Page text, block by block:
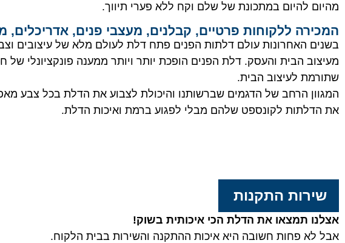
מהיום להיום במתכונת של שלם וקח ללא פערי תיווך.
המכירה ללקוחות פרטיים, קבלנים, מעצבי פנים, אדריכלים,
בשנים האחרונות עולם דלתות הפנים פתח דלת לעולם מלא של עיצובים
מעיצוב הבית והעסק. דלת הפנים הופכת יותר ויותר ממענה פונקציונלי של
שתורמת לעיצוב הבית.
המגוון הרחב של הדגמים שברשותנו והיכולת לצבוע את הדלת בכל צבע
את הדלתות לקונספט שלהם מבלי לפגוע ברמת ואיכות הדלת.
שירות התקנות
אצלנו תמצאו את הדלת הכי איכותית בשוק!
אבל לא פחות חשובה היא איכות ההתקנה והשירות בבית הלקוח.